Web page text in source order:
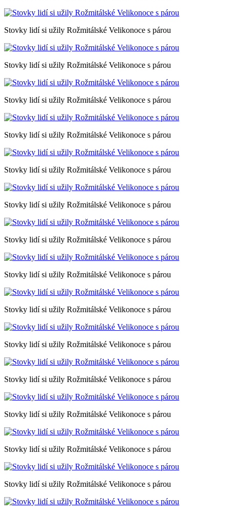
Stovky lidí si užily Rožmitálské Velikonoce s párou
Stovky lidí si užily Rožmitálské Velikonoce s párou
Stovky lidí si užily Rožmitálské Velikonoce s párou
Stovky lidí si užily Rožmitálské Velikonoce s párou
Stovky lidí si užily Rožmitálské Velikonoce s párou
Stovky lidí si užily Rožmitálské Velikonoce s párou
Stovky lidí si užily Rožmitálské Velikonoce s párou
Stovky lidí si užily Rožmitálské Velikonoce s párou
Stovky lidí si užily Rožmitálské Velikonoce s párou
Stovky lidí si užily Rožmitálské Velikonoce s párou
Stovky lidí si užily Rožmitálské Velikonoce s párou
Stovky lidí si užily Rožmitálské Velikonoce s párou
Stovky lidí si užily Rožmitálské Velikonoce s párou
Stovky lidí si užily Rožmitálské Velikonoce s párou